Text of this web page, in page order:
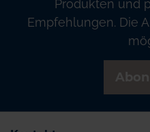
Produkten und
Empfehlungen. Die